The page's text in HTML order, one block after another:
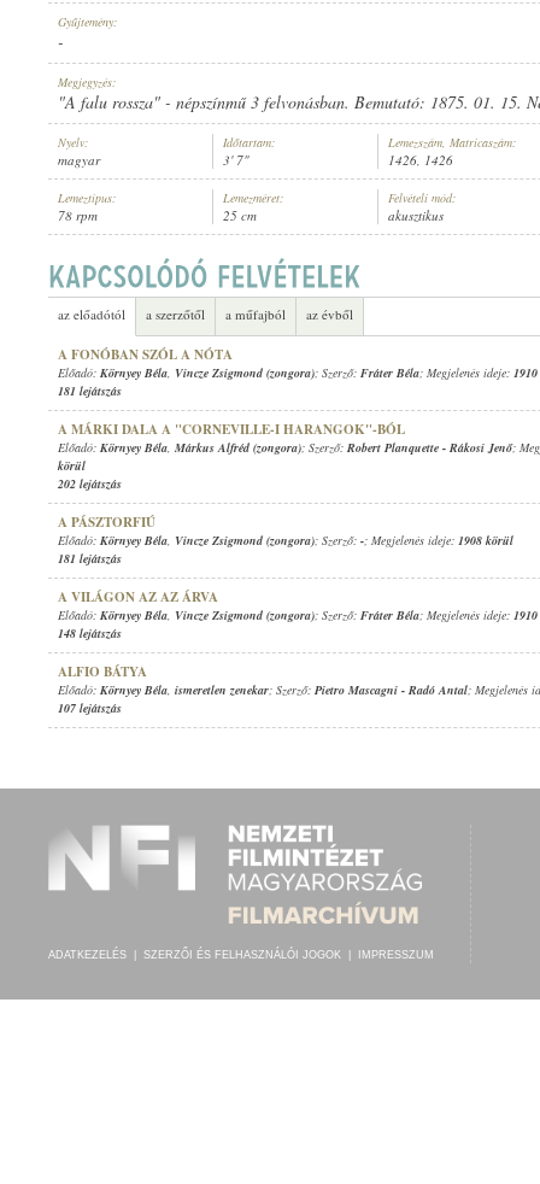
ELŐADÓ: KÖRNYEY BÉLA,VINCZE ZSIGMOND (ZONGORA)
1426
Gyűjtemény:
-
Megjegyzés:
"A falu rossza" - népszínmű 3 felvonásban. Bemutató: 1875. 01. 15.
Nyelv:
magyar
Időtartam:
3' 7"
Lemezszám, Matricaszám:
1426, 1426
Lemeztípus:
78 rpm
Lemezméret:
25 cm
Felvételi mód:
akusztikus
az előadótól a szerzőtől a műfajból az évből
A FONÓBAN SZÓL A NÓTA
Előadó: Környey Béla, Vincze Zsigmond (zongora); Szerző: Fráter Béla; Megjelenés ideje:
181 lejátszás
A MÁRKI DALA A "CORNEVILLE-I HARANGOK"-BÓL
Előadó: Környey Béla, Márkus Alfréd (zongora); Szerző: Robert Planquette - Rákosi Jenő;
körül
202 lejátszás
A PÁSZTORFIÚ
Előadó: Környey Béla, Vincze Zsigmond (zongora); Szerző: -; Megjelenés ideje: 1908 körül
181 lejátszás
A VILÁGON AZ AZ ÁRVA
Előadó: Környey Béla, Vincze Zsigmond (zongora); Szerző: Fráter Béla; Megjelenés ideje:
148 lejátszás
ALFIO BÁTYA
Előadó: Környey Béla, ismeretlen zenekar; Szerző: Pietro Mascagni - Radó Antal; Megjelenés
107 lejátszás
ADATKEZELÉS SZERZŐI ÉS FELHASZNÁLÓI JOGOK IMPRESSZUM